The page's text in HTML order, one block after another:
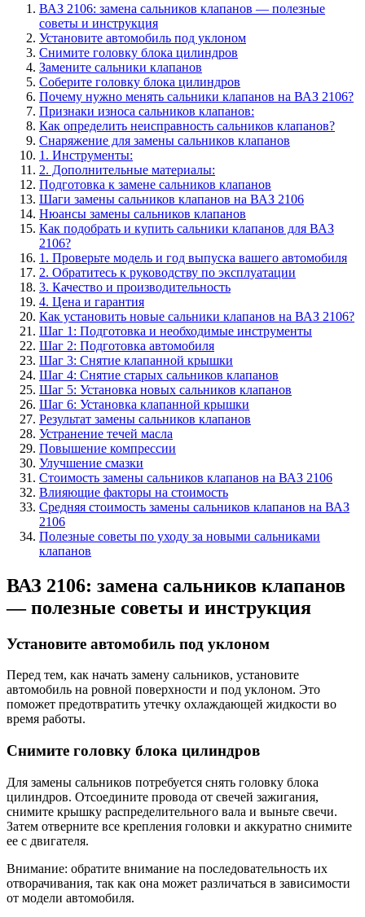
ВАЗ 2106: замена сальников клапанов — полезные
советы и инструкция
Установите автомобиль под уклоном
Снимите головку блока цилиндров
Замените сальники клапанов
Соберите головку блока цилиндров
Почему нужно менять сальники клапанов на ВАЗ 2106?
Признаки износа сальников клапанов:
Как определить неисправность сальников клапанов?
Снаряжение для замены сальников клапанов
1. Инструменты:
2. Дополнительные материалы:
Подготовка к замене сальников клапанов
Шаги замены сальников клапанов на ВАЗ 2106
Нюансы замены сальников клапанов
Как подобрать и купить сальники клапанов для ВАЗ
2106?
1. Проверьте модель и год выпуска вашего автомобиля
2. Обратитесь к руководству по эксплуатации
3. Качество и производительность
4. Цена и гарантия
Как установить новые сальники клапанов на ВАЗ 2106?
Шаг 1: Подготовка и необходимые инструменты
Шаг 2: Подготовка автомобиля
Шаг 3: Снятие клапанной крышки
Шаг 4: Снятие старых сальников клапанов
Шаг 5: Установка новых сальников клапанов
Шаг 6: Установка клапанной крышки
Результат замены сальников клапанов
Устранение течей масла
Повышение компрессии
Улучшение смазки
Стоимость замены сальников клапанов на ВАЗ 2106
Влияющие факторы на стоимость
Средняя стоимость замены сальников клапанов на ВАЗ
2106
Полезные советы по уходу за новыми сальниками
клапанов
ВАЗ 2106: замена сальников клапанов
— полезные советы и инструкция
Установите автомобиль под уклоном
Перед тем, как начать замену сальников, установите
автомобиль на ровной поверхности и под уклоном. Это
поможет предотвратить утечку охлаждающей жидкости во
время работы.
Снимите головку блока цилиндров
Для замены сальников потребуется снять головку блока
цилиндров. Отсоедините провода от свечей зажигания,
снимите крышку распределительного вала и выньте свечи.
Затем отверните все крепления головки и аккуратно снимите
ее с двигателя.
Внимание: обратите внимание на последовательность их
отворачивания, так как она может различаться в зависимости
от модели автомобиля.